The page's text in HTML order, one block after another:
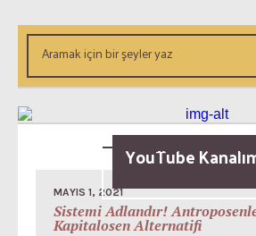
YouTube
Okunsun
MAYIS 1, 2021
Sistemi Adlandır!
Kapitalosen Alternatifi